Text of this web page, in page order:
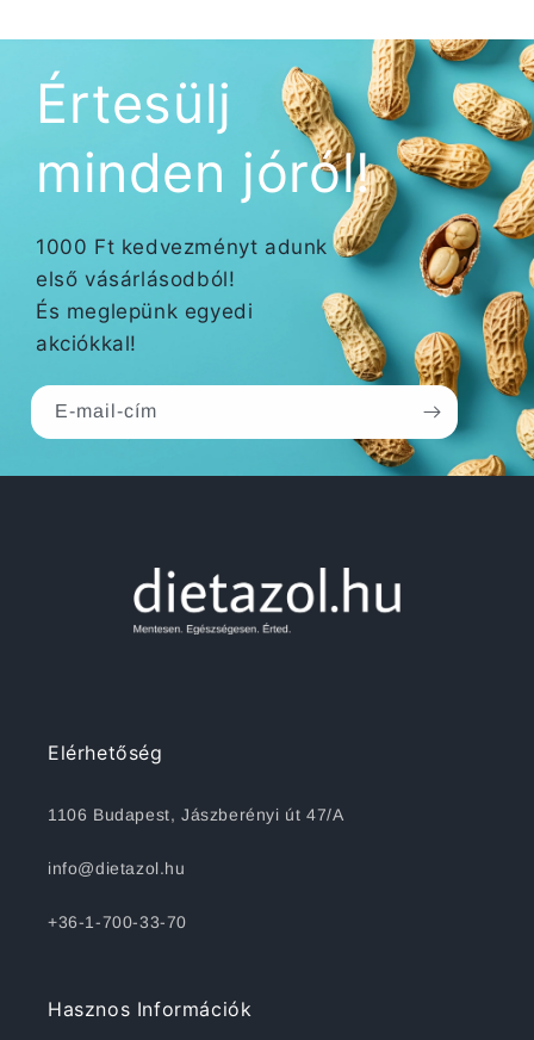
Értesülj
minden jóról!
1000 Ft kedvezményt adunk
első vásárlásodból!
És meglepünk egyedi
akciókkal!
E-mail-cím
Elérhetőség
1106 Budapest, Jászberényi út 47/A
info@dietazol.hu
+36-1-700-33-70
Hasznos Információk